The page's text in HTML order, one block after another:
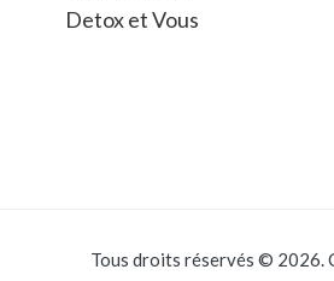
Detox et Vous
Tous droits réservés © 2026.